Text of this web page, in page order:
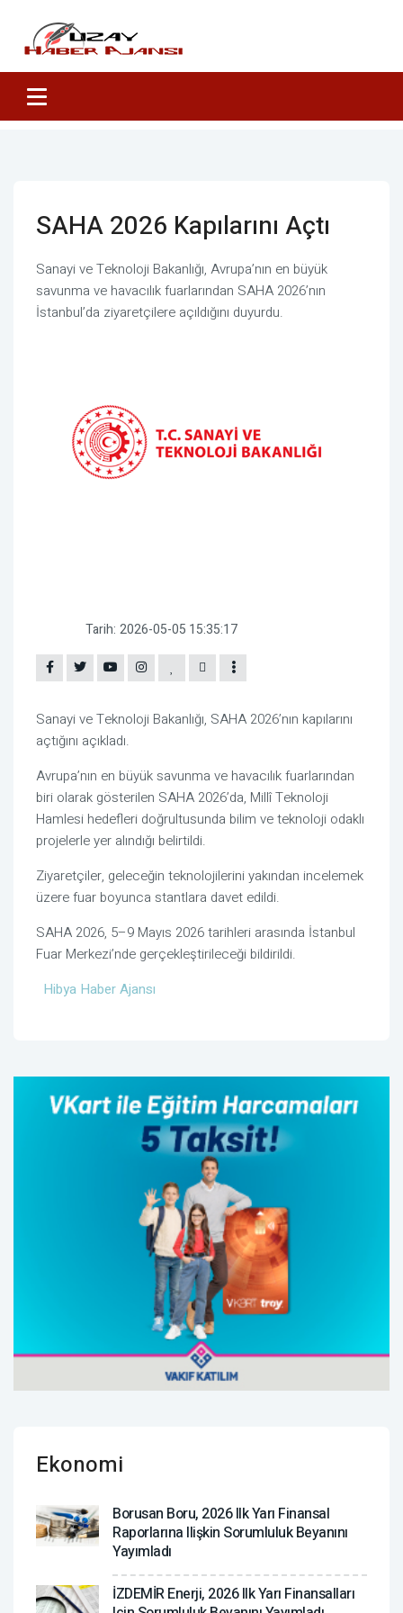
SAHA 2026 Kapılarını Açtı
Sanayi ve Teknoloji Bakanlığı, Avrupa’nın en büyük
savunma ve havacılık fuarlarından SAHA 2026’nın
İstanbul’da ziyaretçilere açıldığını duyurdu.
Tarih: 2026-05-05 15:35:17
Sanayi ve Teknoloji Bakanlığı, SAHA 2026’nın kapılarını
açtığını açıkladı.
Avrupa’nın en büyük savunma ve havacılık fuarlarından
biri olarak gösterilen SAHA 2026’da, Millî Teknoloji
Hamlesi hedefleri doğrultusunda bilim ve teknoloji odaklı
projelerle yer alındığı belirtildi.
Ziyaretçiler, geleceğin teknolojilerini yakından incelemek
üzere fuar boyunca stantlara davet edildi.
SAHA 2026, 5–9 Mayıs 2026 tarihleri arasında İstanbul
Fuar Merkezi’nde gerçekleştirileceği bildirildi.
Hibya Haber Ajansı
Ekonomi
Borusan Boru, 2026 Ilk Yarı Finansal
Raporlarına Ilişkin Sorumluluk Beyanını
Yayımladı
İZDEMİR Enerji, 2026 Ilk Yarı Finansalları